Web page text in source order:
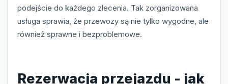
podejście do każdego zlecenia. Tak zorganizowana
usługa sprawia, że przewozy są nie tylko wygodne, ale
również sprawne i bezproblemowe.
Rezerwacja przejazdu - jak